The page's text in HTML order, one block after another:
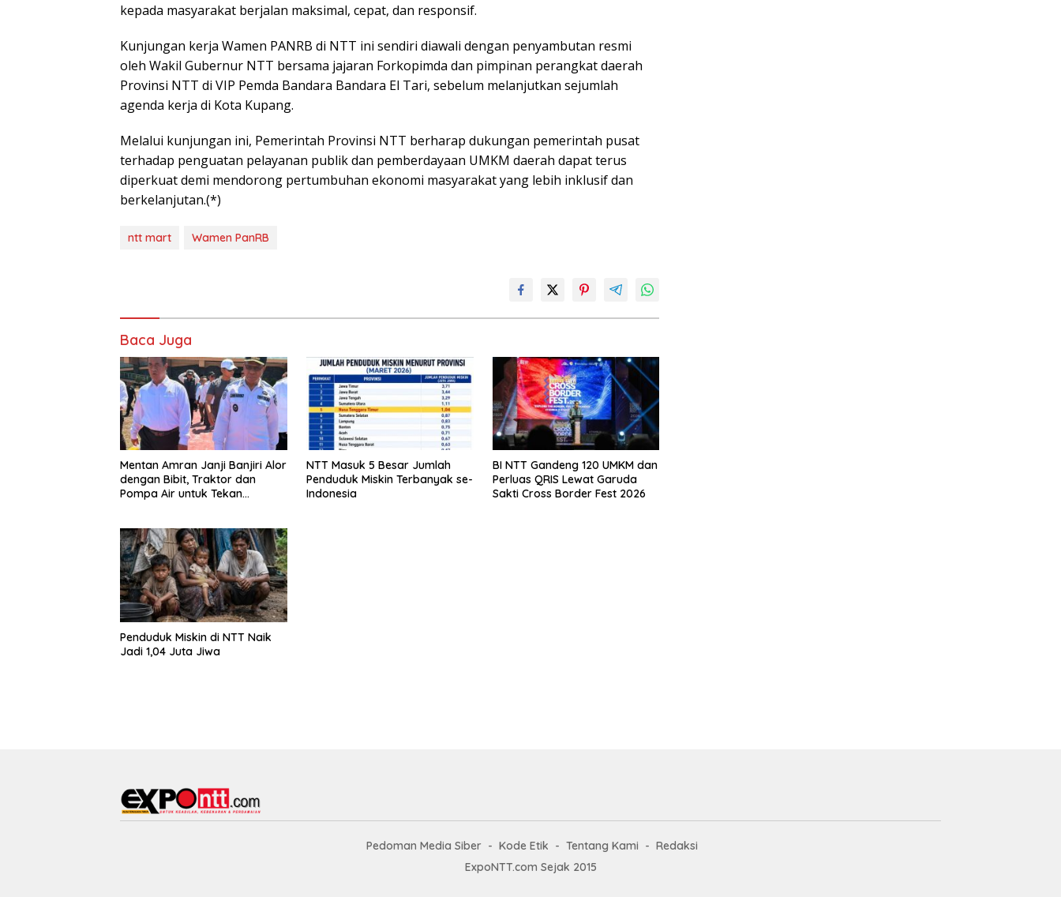
kepada masyarakat berjalan maksimal, cepat, dan responsif.
Kunjungan kerja Wamen PANRB di NTT ini sendiri diawali dengan penyambutan resmi
oleh Wakil Gubernur NTT bersama jajaran Forkopimda dan pimpinan perangkat daerah
Provinsi NTT di VIP Pemda Bandara Bandara El Tari, sebelum melanjutkan sejumlah
agenda kerja di Kota Kupang.
Melalui kunjungan ini, Pemerintah Provinsi NTT berharap dukungan pemerintah pusat
terhadap penguatan pelayanan publik dan pemberdayaan UMKM daerah dapat terus
diperkuat demi mendorong pertumbuhan ekonomi masyarakat yang lebih inklusif dan
berkelanjutan.(*)
ntt mart Wamen PanRB
Baca Juga
Mentan Amran Janji Banjiri Alor
dengan Bibit, Traktor dan
Pompa Air untuk Tekan
NTT Masuk 5 Besar Jumlah
Penduduk Miskin Terbanyak se-
Indonesia
BI NTT Gandeng 120 UMKM dan
Perluas QRIS Lewat Garuda
Sakti Cross Border Fest 2026
Penduduk Miskin di NTT Naik
Jadi 1,04 Juta Jiwa
Pedoman Media Siber Kode Etik Tentang Kami
Redaksi
ExpoNTT.com Sejak 2015